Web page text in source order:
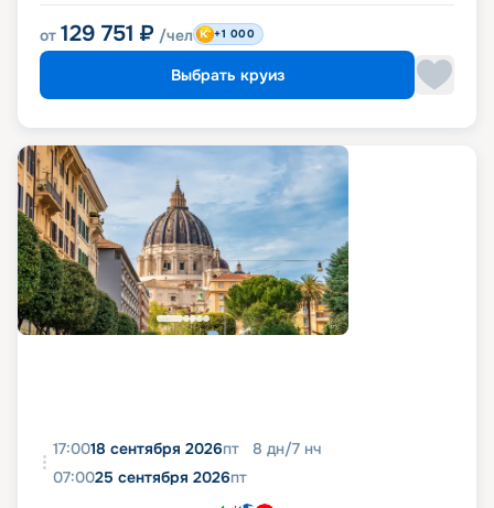
от 129 751 ₽ /чел +1 000
Выбрать круиз
17:0018 сентября 2026пт 8 дн/7 нч
07:0025 сентября 2026пт